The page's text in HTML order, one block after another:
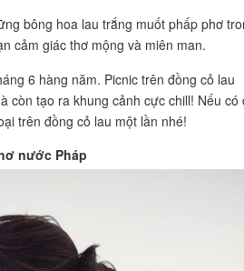
bông hoa lau trắng muốt phấp phơ
cảm giác thơ mộng và miên man.
6 hàng năm. Picnic trên đồng cỏ lau
còn tạo ra khung cảnh cực chill! Nếu có
trên đồng cỏ lau một lần nhé!
nước Pháp